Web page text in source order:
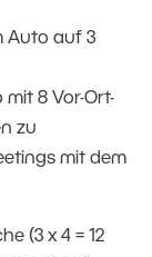
Auto auf 3
mit 8 Vor-Ort-
zu
mit dem
(3 x 4 = 12